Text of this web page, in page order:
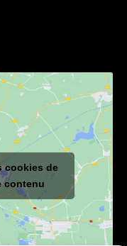
cookies de
contenu